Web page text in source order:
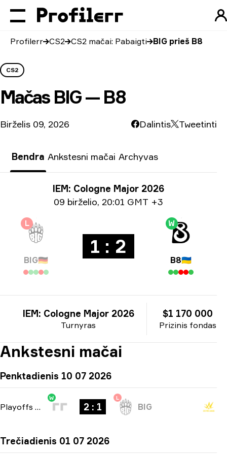
Profilerr CS2 CS2 mačai: Pabaigti BIG prieš B8
CS2
Mačas BIG — B8
Birželis 09, 2026 Dalintis Tweetinti
Bendra Ankstesni mačai Archyvas
Turnyro informacijaIEM: Cologne Major 2026
Informacija apie datą
09 birželio, 20:01 GMT +3
L
BIG🇩🇪
1 : 2
W
B8🇺🇦
Turnyras
IEM: Cologne Major 2026
Prizinis fondas
$1 170 000
Ankstesni mačai
Penktadienis 10 07 2026
Playoffs bo3
W
2 : 1
L
BIG
Trečiadienis 01 07 2026